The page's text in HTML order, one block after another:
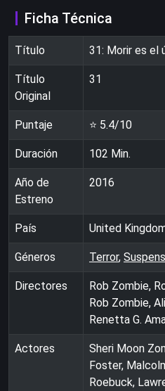
Ficha Técnica
Título 31: Morir es el
Título
Original
31
Puntaje ⭐ 5.4/10
Duración 102 Min.
Año de
Estreno
2016
País United
Géneros Terror,
Directores
Rob Zombie,
Rob Zombie,
Renetta G.
Actores
Sheri Moon
Foster,
Roebuck,